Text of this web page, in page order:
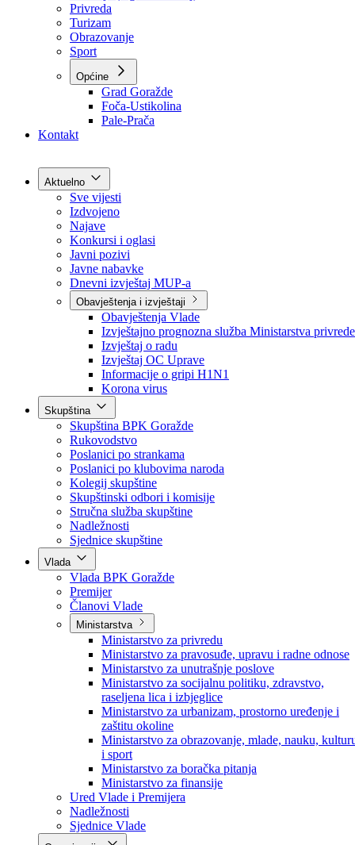
O kantonu
Simboli kantona (Grb, zastava)
Historija (digitalni muzej)
Privreda
Turizam
Obrazovanje
Sport
Općine
Kontakt
Aktuelno
Sve vijesti
Izdvojeno
Najave
Konkursi i oglasi
Javni pozivi
Javne nabavke
Dnevni izvještaj MUP-a
Obavještenja i izvještaji
Obavještenja Vlade
Izvještajno prognozna služba Ministarstva privrede
Izvještaj o radu
Izvještaj OC Uprave
Informacije o gripi H1N1
Korona virus
Skupština
Skupština BPK Goražde
Rukovodstvo
Poslanici po strankama
Poslanici po klubovima naroda
Kolegij skupštine
Skupštinski odbori i komisije
Stručna služba skupštine
Nadležnosti
Sjednice skupštine
Vlada
Vlada BPK Goražde
Premijer
Članovi Vlade
Ministarstva
Ministarstvo za privredu
Ministarstvo za pravosuđe, upravu i radne odnose
Ministarstvo za unutrašnje poslove
Ministarstvo za socijalnu politiku, zdravstvo,
raseljena lica i izbjeglice
Ministarstvo za urbanizam, prostorno uređenje i
zaštitu okoline
Ministarstvo za obrazovanje, mlade, nauku,
i sport
Ministarstvo za boračka pitanja
Ministarstvo za finansije
Ured Vlade i Premijera